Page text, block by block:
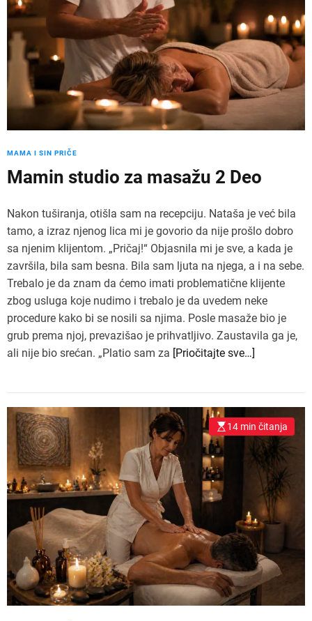
MAMA I SIN PRIČE
Mamin studio za masažu 2 Deo
Nakon tuširanja, otišla sam na recepciju. Nataša je već bila
tamo, a izraz njenog lica mi je govorio da nije prošlo dobro
sa njenim klijentom. „Pričaj!“ Objasnila mi je sve, a kada je
završila, bila sam besna. Bila sam ljuta na njega, a i na sebe.
Trebalo je da znam da ćemo imati problematične klijente
zbog usluga koje nudimo i trebalo je da uvedem neke
procedure kako bi se nosili sa njima. Posle masaže bio je
grub prema njoj, prevazišao je prihvatljivo. Zaustavila ga je,
ali nije bio srećan. „Platio sam za [Priočitajte sve…]
14 min čitanja